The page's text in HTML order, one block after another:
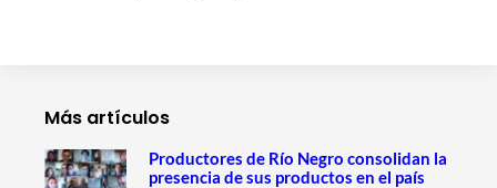
Más artículos
Productores de Río Negro consolidan la
presencia de sus productos en el país